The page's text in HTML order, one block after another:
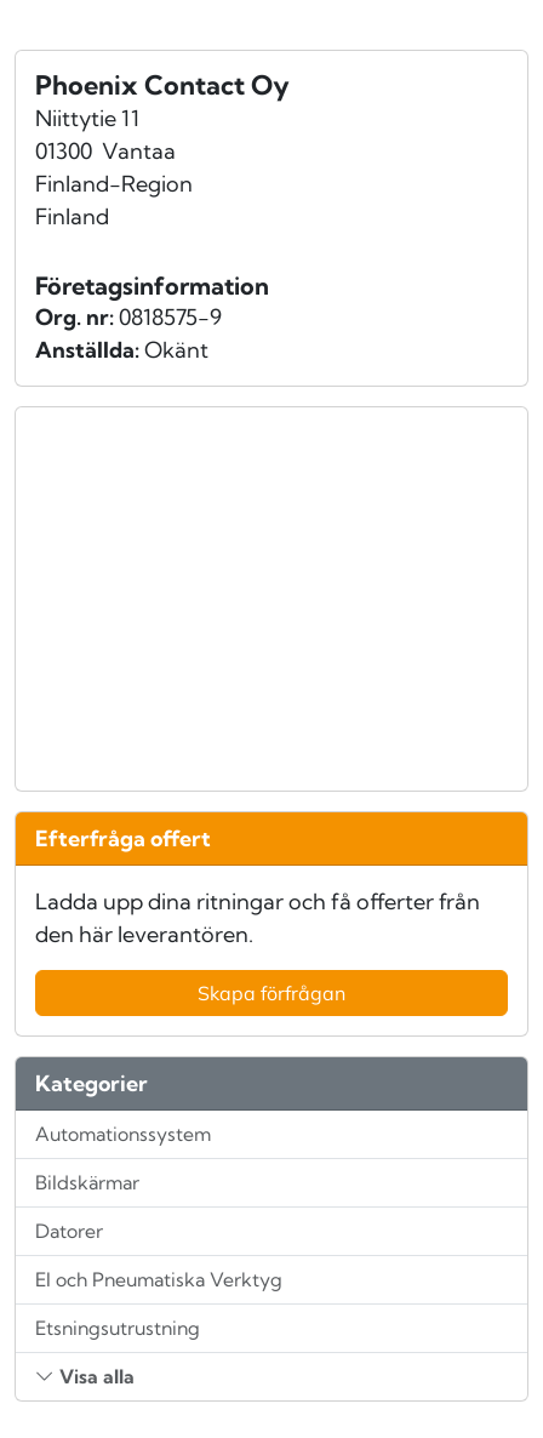
Phoenix Contact Oy
Niittytie 11
01300 Vantaa
Finland-Region
Finland
Företagsinformation
Org. nr:0818575-9
Anställda:Okänt
Efterfråga offert
Ladda upp dina ritningar och få offerter från
den här leverantören.
Skapa förfrågan
Kategorier
Automationssystem
Bildskärmar
Datorer
El och Pneumatiska Verktyg
Etsningsutrustning
Visa alla